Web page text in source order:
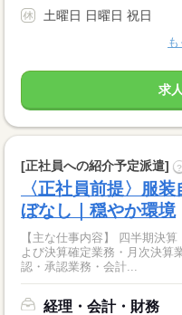
土曜日 日曜日 祝日
求
[正社員への紹介予定派遣] ?
〈正社員前提〉服
ぼなし｜穏やか環境
【主な仕事内容】 四半期決
よび決算確定業務・月次決算
認・承認業務・会計...
経理・会計・財務